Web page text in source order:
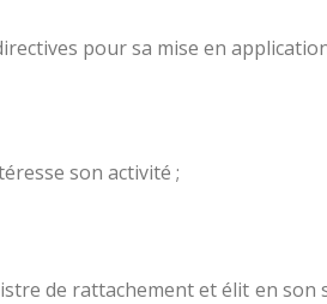
pour sa mise en
son activité ;
de rattachement et élit en son